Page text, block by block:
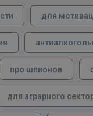
для
про шпионов
для аграрного